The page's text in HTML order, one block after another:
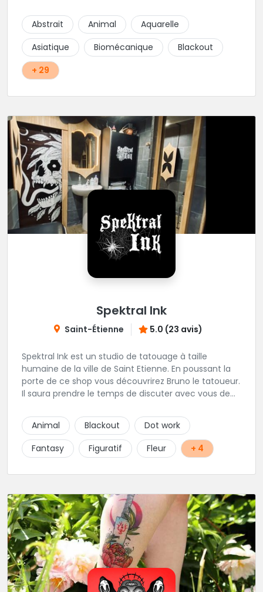
religieux ou du chicanos. Romain son frère sera vous
combler par sa finesse pour des pièces comme le
mandala, l'ornemental ou la calligraphie pour le
bonheur des futurs tatoués. Il y a aussi Léa, Maureen,
Fat, Tom, Sento, Lily, des artistes hors normes. Il n'y a
qu'à regarder les pièces sélectionnées ici pour
Abstrait Animal
Aquarelle
Asiatique
Biomécanique
Blackout
+ 29
Spektral Ink
Saint-Étienne 5.0 (23 avis)
Spektral Ink est un studio de tatouage à taille
humaine de la ville de Saint Etienne. En poussant la
porte de ce shop vous découvrirez Bruno le tatoueur.
Il saura prendre le temps de discuter avec vous de
un message ou à l'appeler.
Animal Blackout
Dot work
Fantasy
Figuratif Fleur + 4